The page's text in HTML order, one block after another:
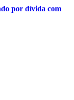
por dívida com